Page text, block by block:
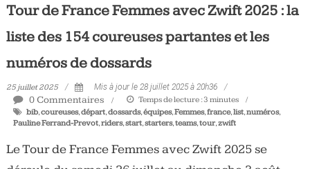
Tour de France Femmes avec Zwift 2025 : la
liste des 154 coureuses partantes et les
numéros de dossards
25 juillet 2025 Mis à jour le 28 juillet 2025 à 20h36
0 Commentaires Temps de lecture :3 minutes
bib,coureuses,départ,dossards,équipes,Femmes,france,list,numéros,
Pauline Ferrand-Prevot,riders,start,starters,teams,tour,zwift
Le Tour de France Femmes avec Zwift 2025 se